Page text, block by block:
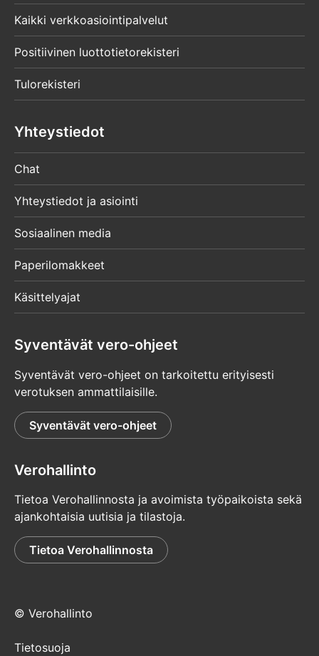
Kaikki verkkoasiointipalvelut
Positiivinen luottotietorekisteri
Tulorekisteri
Yhteystiedot
Chat
Yhteystiedot ja asiointi
Sosiaalinen media
Paperilomakkeet
Käsittelyajat
Syventävät vero-ohjeet
Syventävät vero-ohjeet on tarkoitettu erityisesti
verotuksen ammattilaisille.
Syventävät vero-ohjeet
Verohallinto
Tietoa Verohallinnosta ja avoimista työpaikoista sekä
ajankohtaisia uutisia ja tilastoja.
Tietoa Verohallinnosta
© Verohallinto
Tietosuoja